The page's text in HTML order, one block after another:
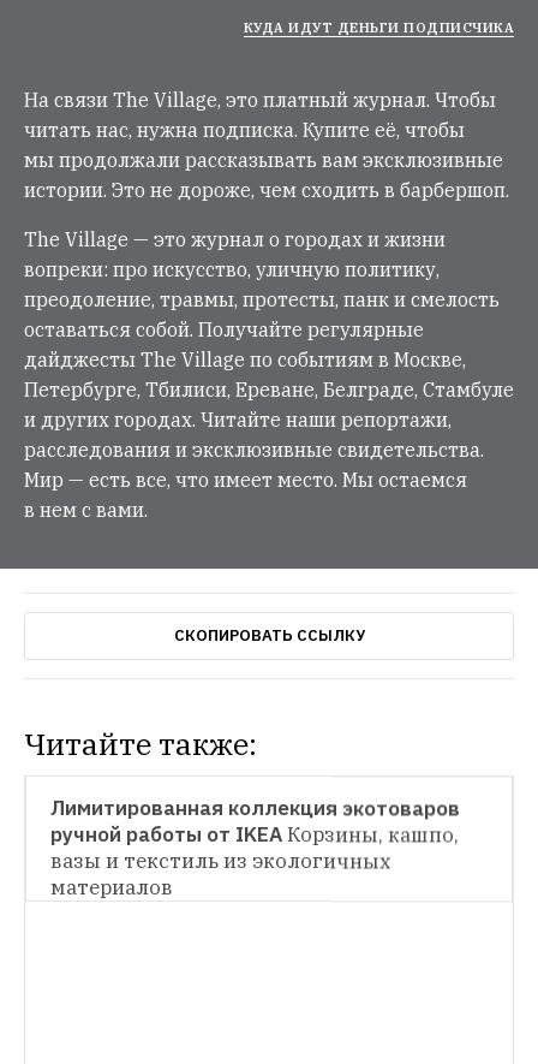
КУДА ИДУТ ДЕНЬГИ ПОДПИСЧИКА
На связи The Village, это платный журнал. Чтобы
читать нас, нужна подписка. Купите её, чтобы
мы продолжали рассказывать вам эксклюзивные
истории. Это не дороже, чем сходить в барбершоп.
The Village — это журнал о городах и жизни
вопреки: про искусство, уличную политику,
преодоление, травмы, протесты, панк и смелость
оставаться собой. Получайте регулярные
дайджесты The Village по событиям в Москве,
Петербурге, Тбилиси, Ереване, Белграде, Стамбуле
и других городах. Читайте наши репортажи,
расследования и эксклюзивные свидетельства.
Мир — есть все, что имеет место. Мы остаемся
в нем с вами.
СКОПИРОВАТЬ ССЫЛКУ
Читайте также:
НОВОСТИ
Очищающие воздух шторы из IKEA
НОВОСТИ
Лимитированная коллекция экотоваров
ручной работы от IKEAКорзины, кашпо,
вазы и текстиль из экологичных
материалов